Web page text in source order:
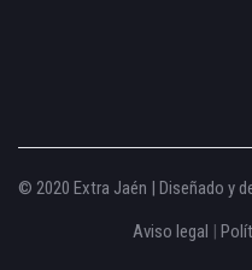
© 2020 Extra Jaén | Diseñado y
Aviso legal |